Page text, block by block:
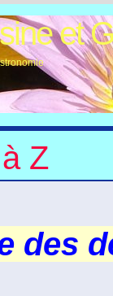
et
Z
des